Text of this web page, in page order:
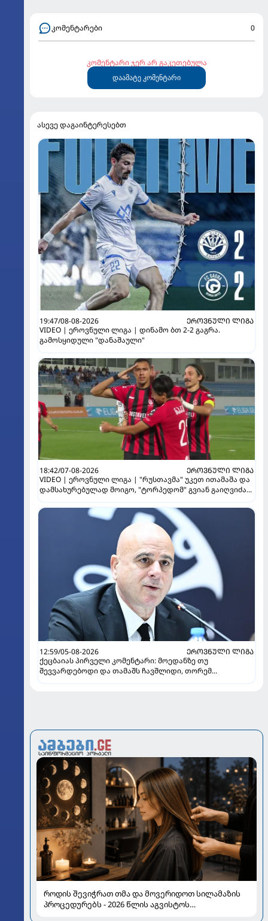
კომენტარები 0
კომენტარი ჯერ არ გაკეთებულა
დაამატე კომენტარი
ასევე დაგაინტერესებთ
19:47/08-08-2026
ᲔᲠᲝᲕᲜᲣᲚᲘ ᲚᲘᲒᲐ
VIDEO | ეროვნული ლიგა | დინამო ბთ 2-2 გაგრა.
გამოსყიდული "დანაშაული"
18:42/07-08-2026
ᲔᲠᲝᲕᲜᲣᲚᲘ ᲚᲘᲒᲐ
VIDEO | ეროვნული ლიგა | "რუსთავმა" უკეთ ითამაშა და
დამსახურებულად მოიგო, "ტორპედომ" გვიან გაიღვიძა...
12:59/05-08-2026
ᲔᲠᲝᲕᲜᲣᲚᲘ ᲚᲘᲒᲐ
ქეცბაიას პირველი კომენტარი: მოედანზე თუ
შევვარდებოდი და თამაშს ჩავშლიდი, თორემ...
როდის შევიჭრათ თმა და მოვერიდოთ სილამაზის
პროცედურებს - 2026 წლის აგვისტოს